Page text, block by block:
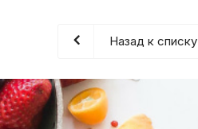
Назад к списку